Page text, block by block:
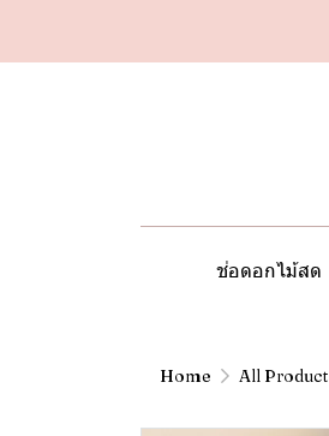
ช่อดอกไม้สด
Home All Product